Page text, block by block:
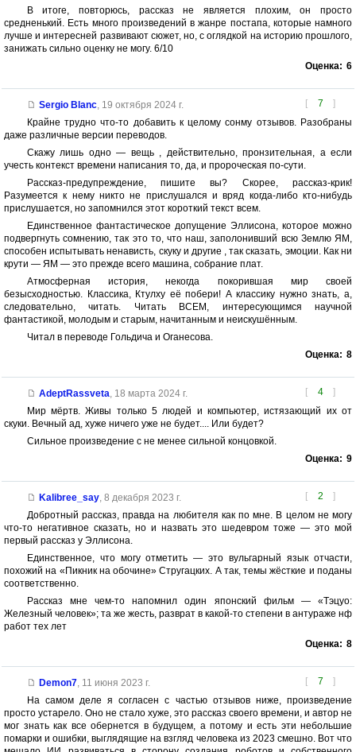
В итоге, повторюсь, рассказ не является плохим, он просто
средненький. Есть много произведений в жанре постапа, которые намного
лучше и интересней развивают сюжет, но, с оглядкой на историю прошлого,
занижать сильно оценку не могу. 6/10
Оценка: 6
[ 7 ]
Sergio Blanc, 19 октября 2024 г.
Крайне трудно что-то добавить к целому сонму отзывов. Разобраны
даже различные версии переводов.
Скажу лишь одно — вещь , действительно, пронзительная, а если
учесть контекст времени написания то, да, и пророческая по-сути.
Рассказ-предупреждение, пишите вы? Скорее, рассказ-крик!
Разумеется к нему никто не прислушался и вряд когда-либо кто-нибудь
прислушается, но запомнился этот короткий текст всем.
Единственное фантастическое допущение Эллисона, которое можно
подвергнуть сомнению, так это то, что наш, заполонивший всю Землю ЯМ,
способен испытывать ненависть, скуку и другие , так сказать, эмоции. Как ни
крути — ЯМ — это прежде всего машина, собрание плат.
Атмосферная история, некогда покорившая мир своей
безысходностью. Классика, Ктулху её побери! А классику нужно знать, а,
следовательно, читать. Читать ВСЕМ, интересующимся научной
фантастикой, молодым и старым, начитанным и неискушённым.
Читал в переводе Гольдича и Оганесова.
Оценка: 8
[ 4 ]
AdeptRassveta, 18 марта 2024 г.
Мир мёртв. Живы только 5 людей и компьютер, истязающий их от
скуки. Вечный ад, хуже ничего уже не будет.... Или будет?
Сильное произведение с не менее сильной концовкой.
Оценка: 9
[ 2 ]
Kalibree_say, 8 декабря 2023 г.
Добротный рассказ, правда на любителя как по мне. В целом не могу
что-то негативное сказать, но и назвать это шедевром тоже — это мой
первый рассказ у Эллисона.
Единственное, что могу отметить — это вульгарный язык отчасти,
похожий на «Пикник на обочине» Стругацких. А так, темы жёсткие и поданы
соответственно.
Рассказ мне чем-то напомнил один японский фильм — «Тэцуо:
Железный человек»; та же жесть, разврат в какой-то степени в антураже нф
работ тех лет
Оценка: 8
[ 7 ]
Demon7, 11 июня 2023 г.
На самом деле я согласен с частью отзывов ниже, произведение
просто устарело. Оно не стало хуже, это рассказ своего времени, и автор не
мог знать как все обернется в будущем, а потому и есть эти небольшие
помарки и ошибки, выглядящие на взгляд человека из 2023 смешно. Вот что